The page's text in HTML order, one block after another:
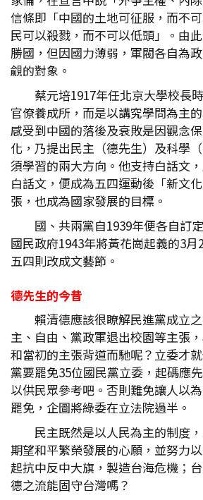
信條即「中國的土地可征服，而不
民可以殺戮，而不可以低頭」。由
勝國，但因國力薄弱，軍閥各自為
覦的對象。
蔡元培1917年任北京大學校長
官僚養成所，而是以講究學問為主
感受到中國的落後及衰敗是因觀念
化，乃提出民主（德先生）及科學
須學習的兩大方向。他支持白話文
白話文，便成為五四運動後「新文
張，也成為國家發展的目標。
國、共兩黨自1939年便各自訂
國民政府1943年將黃花崗起義的3月
五四則改成文藝節。
德先生的今昔
賴清德應該很瞭解民進黨成立
主、自由、黨政軍退出校園等主張
和當初的主張背道而馳呢？立委才
黨要罷免35位國民黨立委，起碼應
以供民眾參考吧。否則難免讓人以
罷免，企圖將綠委在立法院過半。
民主既然是以人民為主的制度
期望和平繁榮發展的心願，並努力
起抗中反中大旗，製造台海危機；
德之流能固守台灣嗎？